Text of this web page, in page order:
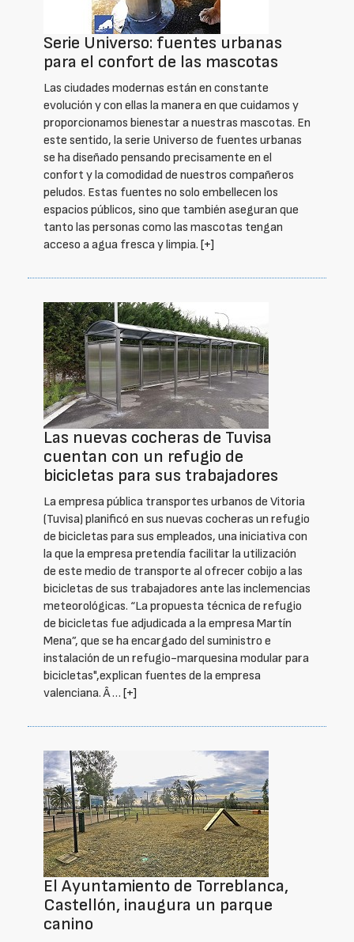
Serie Universo: fuentes urbanas
para el confort de las mascotas
Las ciudades modernas están en constante
evolución y con ellas la manera en que cuidamos y
proporcionamos bienestar a nuestras mascotas. En
este sentido, la serie Universo de fuentes urbanas
se ha diseñado pensando precisamente en el
confort y la comodidad de nuestros compañeros
peludos. Estas fuentes no solo embellecen los
espacios públicos, sino que también aseguran que
tanto las personas como las mascotas tengan
acceso a agua fresca y limpia. [+]
Las nuevas cocheras de Tuvisa
cuentan con un refugio de
bicicletas para sus trabajadores
La empresa pública transportes urbanos de Vitoria
(Tuvisa) planificó en sus nuevas cocheras un refugio
de bicicletas para sus empleados, una iniciativa con
la que la empresa pretendía facilitar la utilización
de este medio de transporte al ofrecer cobijo a las
bicicletas de sus trabajadores ante las inclemencias
meteorológicas. “La propuesta técnica de refugio
de bicicletas fue adjudicada a la empresa Martín
Mena”, que se ha encargado del suministro e
instalación de un refugio-marquesina modular para
bicicletas",explican fuentes de la empresa
valenciana. Â … [+]
El Ayuntamiento de Torreblanca,
Castellón, inaugura un parque
canino